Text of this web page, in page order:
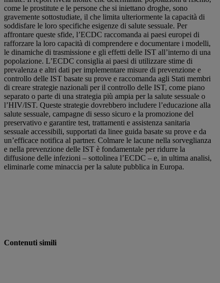
come le prostitute e le persone che si iniettano droghe, sono
gravemente sottostudiate, il che limita ulteriormente la capacità di
soddisfare le loro specifiche esigenze di salute sessuale. Per
affrontare queste sfide, l’ECDC raccomanda ai paesi europei di
rafforzare la loro capacità di comprendere e documentare i modelli,
le dinamiche di trasmissione e gli effetti delle IST all’interno di una
popolazione. L’ECDC consiglia ai paesi di utilizzare stime di
prevalenza e altri dati per implementare misure di prevenzione e
controllo delle IST basate su prove e raccomanda agli Stati membri
di creare strategie nazionali per il controllo delle IST, come piano
separato o parte di una strategia più ampia per la salute sessuale o
l’HIV/IST. Queste strategie dovrebbero includere l’educazione alla
salute sessuale, campagne di sesso sicuro e la promozione del
preservativo e garantire test, trattamenti e assistenza sanitaria
sessuale accessibili, supportati da linee guida basate su prove e da
un’efficace notifica al partner. Colmare le lacune nella sorveglianza
e nella prevenzione delle IST è fondamentale per ridurre la
diffusione delle infezioni – sottolinea l’ECDC – e, in ultima analisi,
eliminarle come minaccia per la salute pubblica in Europa.
Contenuti simili